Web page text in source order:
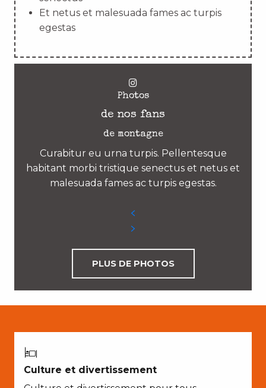
Et netus et malesuada fames ac turpis
egestas
Photos
de nos fans
de montagne
Curabitur eu urna turpis. Pellentesque
habitant morbi tristique senectus et netus et
malesuada fames ac turpis egestas.
PLUS DE PHOTOS
Culture et divertissement